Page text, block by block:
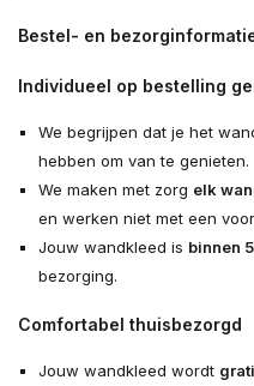
Bestel- en
Individueel op bestelling
We begrijpen dat je het
hebben om van te genieten.
We maken met zorg elk
en werken niet met een
Jouw wandkleed is binnen
bezorging.
Comfortabel thuisbezorgd
Jouw wandkleed wordt